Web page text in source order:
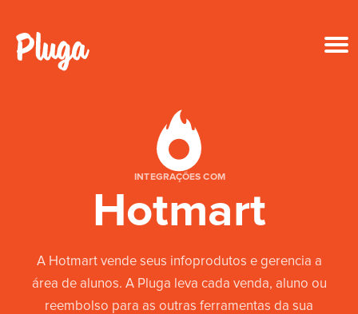
Entrar
INTEGRAÇÕES COM
Hotmart
A Hotmart vende seus infoprodutos e gerencia a
área de alunos. A Pluga leva cada venda, aluno ou
reembolso para as outras ferramentas da sua